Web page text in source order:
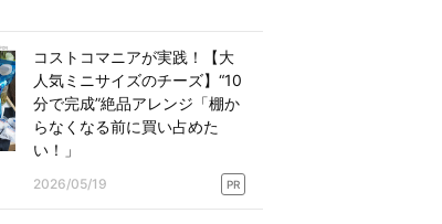
コストコマニアが実践！【大
人気ミニサイズのチーズ】“10
分で完成”絶品アレンジ「棚か
らなくなる前に買い占めた
い！」
2026/05/19 PR